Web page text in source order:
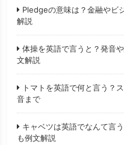
Pledgeの意味は？金融やビ
解説
体操を英語で言うと？発音
文解説
トマトを英語で何と言う？
音まで
キャベツは英語でなんて言
も例文解説